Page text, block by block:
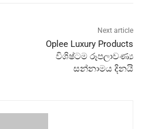
Next article
Oplee Luxury Products
විශිෂ්ටම රූපලාවණ්‍ය
සන්නාමය දිනයි